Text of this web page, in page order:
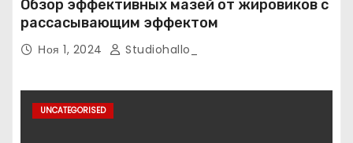
Обзор эффективных мазей от жировиков с
рассасывающим эффектом
Ноя 1, 2024 Studiohallo_
UNCATEGORISED